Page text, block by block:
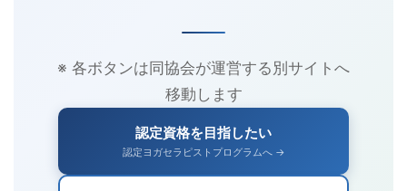
※ 各ボタンは同協会が運営する別サイトへ
移動します
認定資格を目指したい
認定ヨガセラピストプログラムへ →